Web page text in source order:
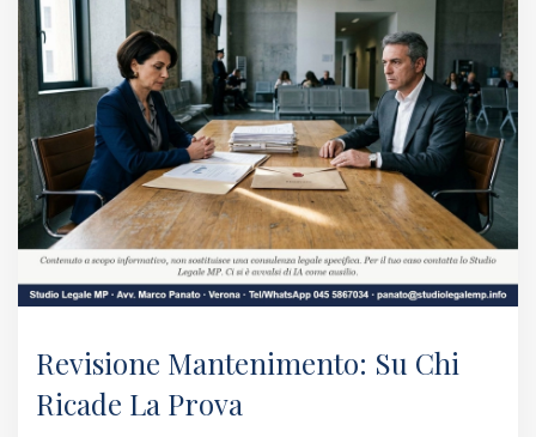
Revisione Mantenimento: Su Chi
Ricade La Prova